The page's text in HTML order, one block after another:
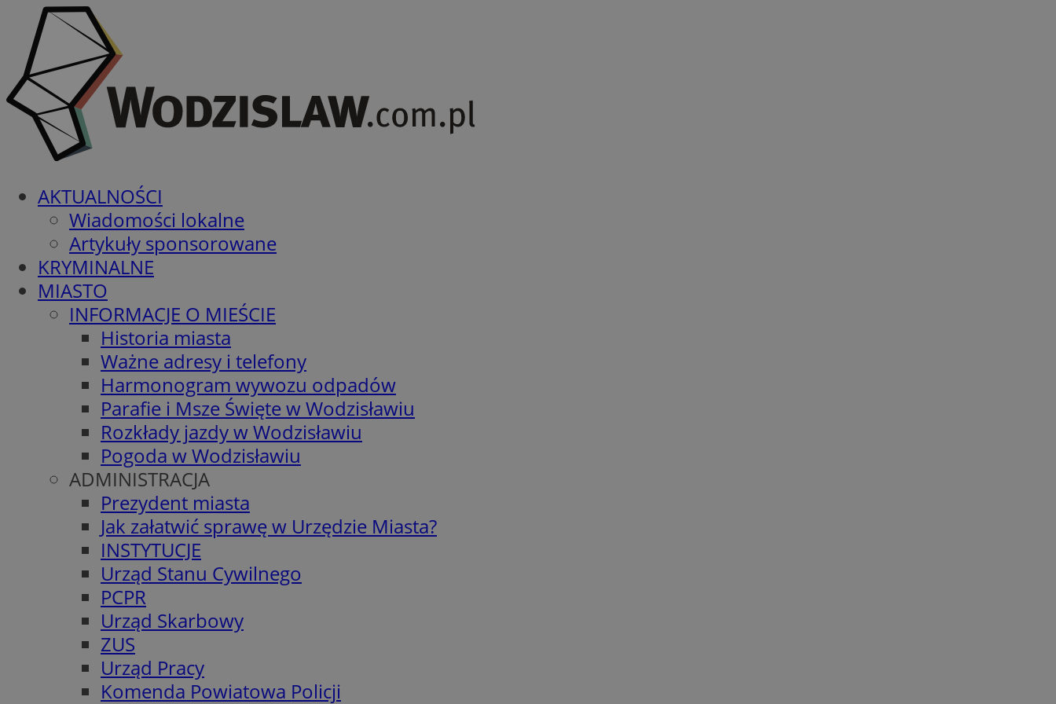
AKTUALNOŚCI
Wiadomości lokalne
Artykuły sponsorowane
KRYMINALNE
MIASTO
INFORMACJE O MIEŚCIE
Historia miasta
Ważne adresy i telefony
Harmonogram wywozu odpadów
Parafie i Msze Święte w Wodzisławiu
Rozkłady jazdy w Wodzisławiu
Pogoda w Wodzisławiu
ADMINISTRACJA
Prezydent miasta
Jak załatwić sprawę w Urzędzie Miasta?
INSTYTUCJE
Urząd Stanu Cywilnego
PCPR
Urząd Skarbowy
ZUS
Urząd Pracy
Komenda Powiatowa Policji